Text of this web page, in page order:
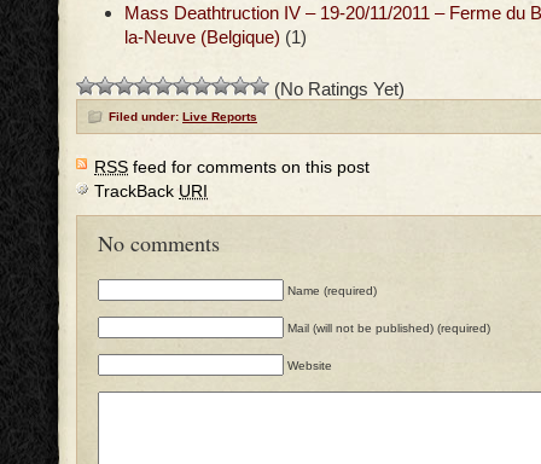
Mass Deathtruction IV – 19-20/11/2011 – Ferme du
la-Neuve (Belgique) (1)
(No Ratings Yet)
Filed under: Live Reports
RSS feed for comments on this post
TrackBackURI
No comments
Name (required)
Mail (will not be published) (required)
Website